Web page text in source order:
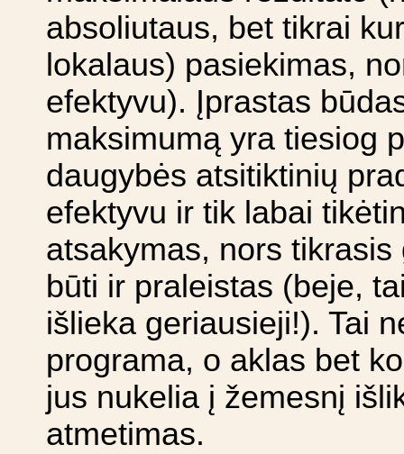
absoliutaus, bet tikrai
lokalaus) pasiekimas,
efektyvu). Įprastas
maksimumą yra tiesiog
daugybės atsitiktinių
efektyvu ir tik labai
atsakymas, nors
būti ir praleistas (beje,
išlieka geriausieji!). Tai
programa, o aklas bet
jus nukelia į žemesnį
atmetimas.